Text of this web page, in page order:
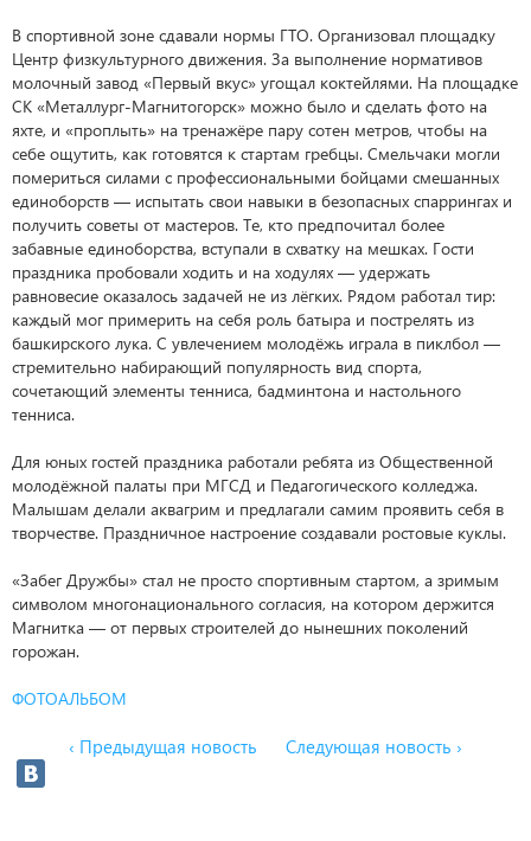
В спортивной зоне сдавали нормы ГТО. Организовал площадку
Центр физкультурного движения. За выполнение нормативов
молочный завод «Первый вкус» угощал коктейлями. На площадке
СК «Металлург-Магнитогорск» можно было и сделать фото на
яхте, и «проплыть» на тренажёре пару сотен метров, чтобы на
себе ощутить, как готовятся к стартам гребцы. Смельчаки могли
помериться силами с профессиональными бойцами смешанных
единоборств — испытать свои навыки в безопасных спаррингах и
получить советы от мастеров. Те, кто предпочитал более
забавные единоборства, вступали в схватку на мешках. Гости
праздника пробовали ходить и на ходулях — удержать
равновесие оказалось задачей не из лёгких. Рядом работал тир:
каждый мог примерить на себя роль батыра и пострелять из
башкирского лука. С увлечением молодёжь играла в пиклбол —
стремительно набирающий популярность вид спорта,
сочетающий элементы тенниса, бадминтона и настольного
тенниса.
Для юных гостей праздника работали ребята из Общественной
молодёжной палаты при МГСД и Педагогического колледжа.
Малышам делали аквагрим и предлагали самим проявить себя в
творчестве. Праздничное настроение создавали ростовые куклы.
«Забег Дружбы» стал не просто спортивным стартом, а зримым
символом многонационального согласия, на котором держится
Магнитка — от первых строителей до нынешних поколений
горожан.
ФОТОАЛЬБОМ
‹ Предыдущая новость Следующая новость ›